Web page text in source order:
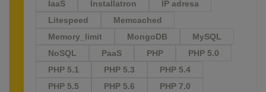
IaaS Installatron
IP adresa
Litespeed
Memcached
Memory_limit
MongoDB
MySQL
NoSQL
PaaS PHP
PHP 5.0
PHP 5.1
PHP 5.3
PHP 5.4
PHP 5.5
PHP 5.6
PHP 7.0